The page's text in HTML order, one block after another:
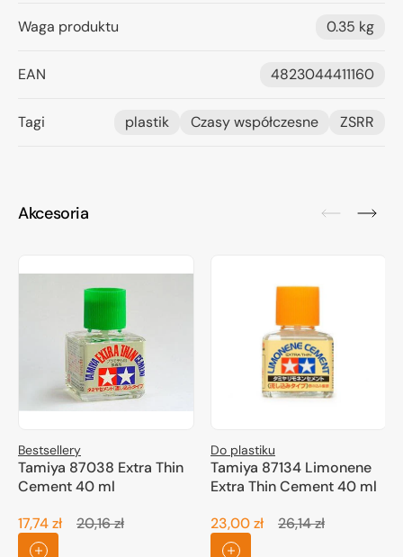
Waga produktu 0.35 kg
EAN 4823044411160
Tagi plastik Czasy współczesne ZSRR
Akcesoria
Bestsellery
Tamiya 87038 Extra Thin
Cement 40 ml
Cena
promocyjna
17,74 zł
Cena
20,16 zł
Do plastiku
Tamiya 87134 Limonene
Extra Thin Cement 40 ml
Cena
promocyjna
23,00 zł
Cena
26,14 zł